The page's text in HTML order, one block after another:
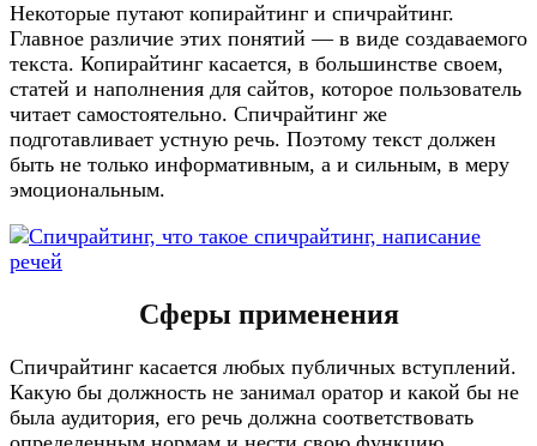
Некоторые путают копирайтинг и спичрайтинг.
Главное различие этих понятий — в виде создаваемого
текста. Копирайтинг касается, в большинстве своем,
статей и наполнения для сайтов, которое пользователь
читает самостоятельно. Спичрайтинг же
подготавливает устную речь. Поэтому текст должен
быть не только информативным, а и сильным, в меру
эмоциональным.
Сферы применения
Спичрайтинг касается любых публичных вступлений.
Какую бы должность не занимал оратор и какой бы не
была аудитория, его речь должна соответствовать